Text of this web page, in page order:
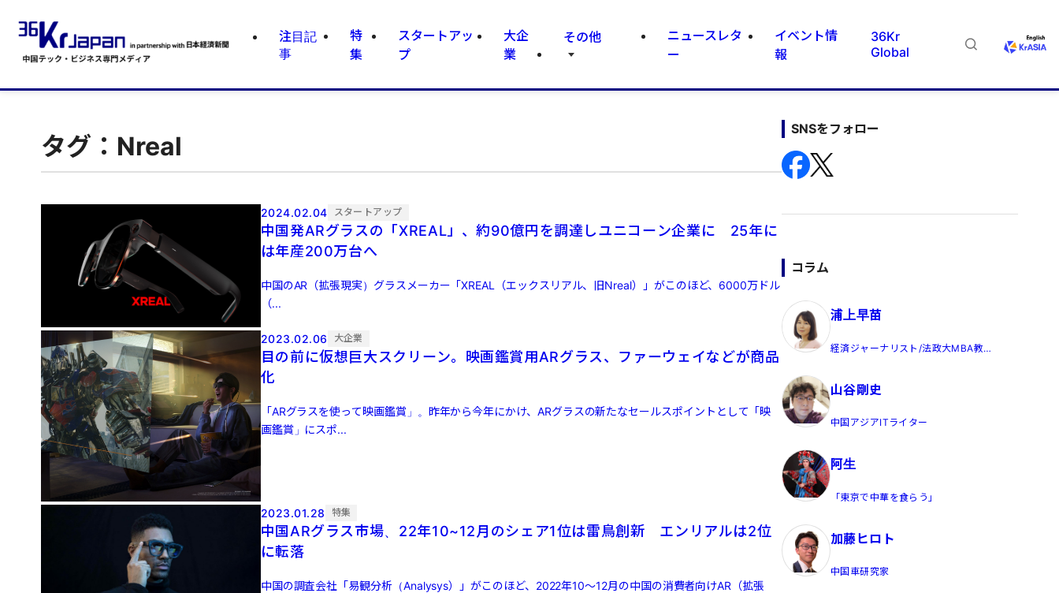
注目記
事
特
集
スタートアッ
プ
大企
業
その他
ニュースレタ
ー
イベント情
報
36Kr
Global
タグ：Nreal
2024.02.04 スタートアップ
中国発ARグラスの「XREAL」、約90億円を調達しユニコーン企業に 25年に
は年産200万台へ
中国のAR（拡張現実）グラスメーカー「XREAL（エックスリアル、旧Nreal）」がこのほど、6000万ドル
（...
2023.02.06 大企業
目の前に仮想巨大スクリーン。映画鑑賞用ARグラス、ファーウェイなどが商品
化
「ARグラスを使って映画鑑賞」。昨年から今年にかけ、ARグラスの新たなセールスポイントとして「映
画鑑賞」にスポ...
2023.01.28 特集
中国ARグラス市場、22年10~12月のシェア1位は雷鳥創新 エンリアルは2位
に転落
中国の調査会社「易観分析（Analysys）」がこのほど、2022年10～12月の中国の消費者向けAR（拡張
SNSをフォロー
コラム
浦上早苗
経済ジャーナリスト/法政大MBA教
山谷剛史
中国アジアITライター
阿生
「東京で中華を食らう」
加藤ヒロト
中国車研究家